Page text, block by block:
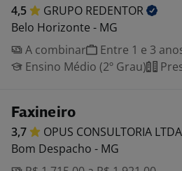
4,5 GRUPO REDENTOR
Belo Horizonte - MG
A combinar
Entre 1 e 3
Ensino Médio (2º Grau)
Faxineiro
3,7 OPUS CONSULTORIA LTDA
Bom Despacho - MG